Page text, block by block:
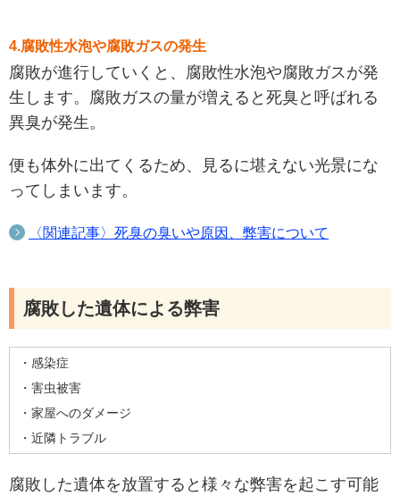
4.腐敗性水泡や腐敗ガスの発生
腐敗が進行していくと、腐敗性水泡や腐敗ガスが発
生します。腐敗ガスの量が増えると死臭と呼ばれる
異臭が発生。
便も体外に出てくるため、見るに堪えない光景にな
ってしまいます。
〈関連記事〉死臭の臭いや原因、弊害について
腐敗した遺体による弊害
・感染症
・害虫被害
・家屋へのダメージ
・近隣トラブル
腐敗した遺体を放置すると様々な弊害を起こす可能